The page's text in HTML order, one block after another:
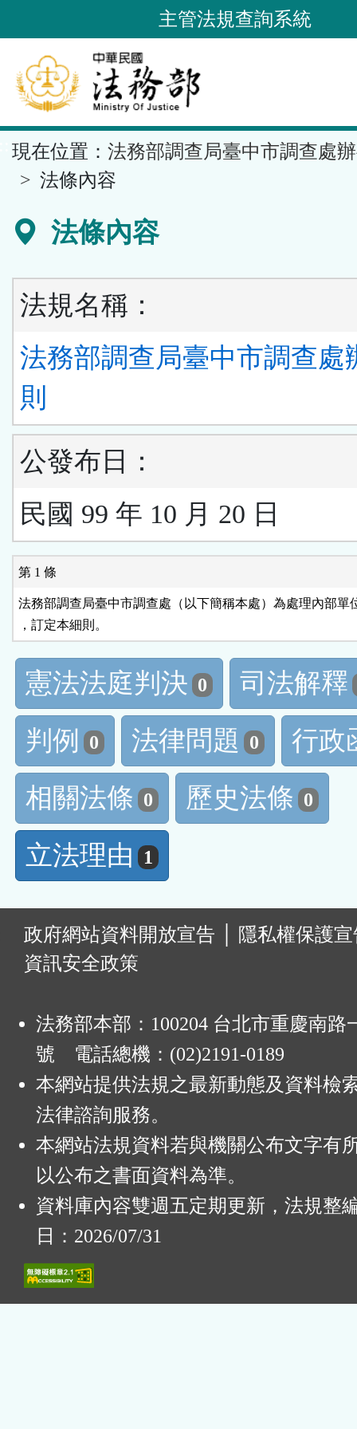
到
要
內
容
區
塊
主管法規查詢系統
現在位置： 法務部調查局臺中市調查處
法條內容
法條內容
法規名稱：
法務部調查局臺中市調查處
則
公發布日：
民國 99 年 10 月 20 日
第 1 條
法務部調查局臺中市調查處（以下簡稱本處）為處理內部單
，訂定本細則。
憲法法庭判決 0
司法解釋
判例
0 法律問題 0
行政
相關法條 0 歷史法條 0
立法理由 1
政府網站資料開放宣告
隱私權保護
資訊安全政策
法務部本部：100204 台北市重慶南路
號 電話總機：(02)2191-0189
本網站提供法規之最新動態及資料檢
法律諮詢服務。
本網站法規資料若與機關公布文字有
以公布之書面資料為準。
資料庫內容雙週五定期更新，法規整
日：2026/07/31